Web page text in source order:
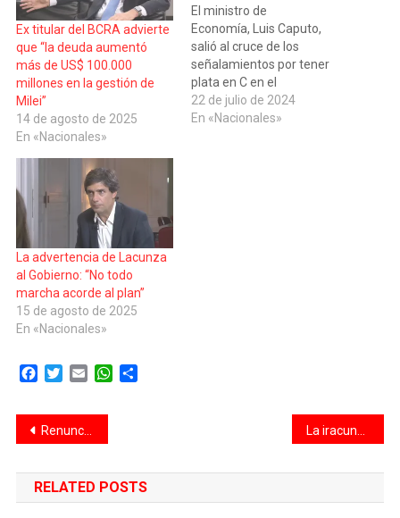
Ex titular del BCRA advierte
que “la deuda aumentó
más de US$ 100.000
millones en la gestión de
Milei”
14 de agosto de 2025
En «Nacionales»
El ministro de
Economía, Luis Caputo,
salió al cruce de los
señalamientos por tener
plata en C en el
exterior asegurando que es
fruto del trabajo en el
22 de julio de 2024
En «Nacionales»
La advertencia de Lacunza
al Gobierno: “No todo
marcha acorde al plan”
15 de agosto de 2025
En «Nacionales»
Facebook
TwitterEmail WhatsApp
Navegación
de
entradas
Renunció la titular de la ANAC María Julia Cordero La iracunda respuesta de Luis Caputo cuando le preguntaron si los funcionarios iban a traer dólares de afuera
RELATED POSTS